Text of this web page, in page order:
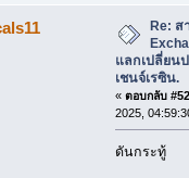
Re: ส
แลกเปลี่ยน
เชนจ์เรซิน.
« ตอบกลับ
2025,
ดันกระทู้